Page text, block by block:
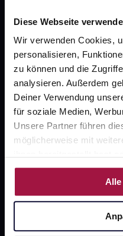
Diese Webseite
Wir verwenden Cookies,
personalisieren,
zu können und die
analysieren. Außerdem
Deiner Verwendung
für soziale Medien,
Unsere Partner führen
möglicherweise mit
Nutzung der Dienste
Alle
Über uns
Karriere
gesund-versorger.de